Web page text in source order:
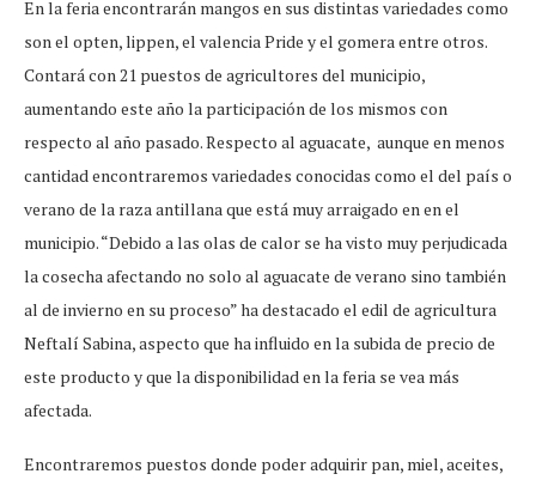
En la feria encontrarán mangos en sus distintas variedades como
son el opten, lippen, el valencia Pride y el gomera entre otros.
Contará con 21 puestos de agricultores del municipio,
aumentando este año la participación de los mismos con
respecto al año pasado. Respecto al aguacate, aunque en menos
cantidad encontraremos variedades conocidas como el del país o
verano de la raza antillana que está muy arraigado en en el
municipio. “Debido a las olas de calor se ha visto muy perjudicada
la cosecha afectando no solo al aguacate de verano sino también
al de invierno en su proceso” ha destacado el edil de agricultura
Neftalí Sabina, aspecto que ha influido en la subida de precio de
este producto y que la disponibilidad en la feria se vea más
afectada.
Encontraremos puestos donde poder adquirir pan, miel, aceites,